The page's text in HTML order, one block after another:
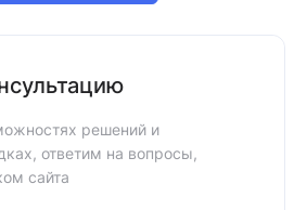
решений и
ответим на вопросы,
сайта